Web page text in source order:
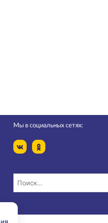
Мы в социальных сетях: